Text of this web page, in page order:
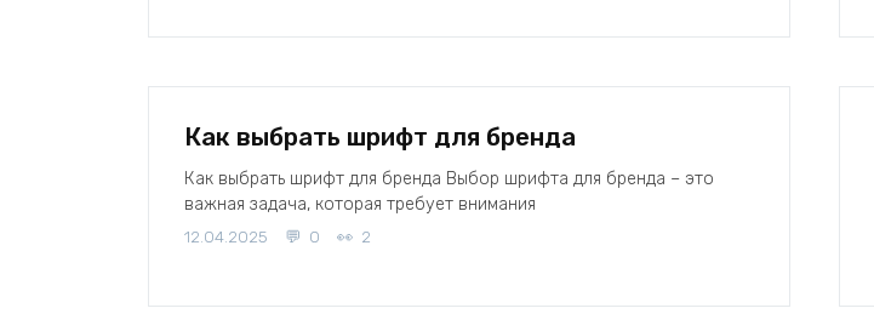
Как выбрать шрифт для бренда
Как выбрать шрифт для бренда Выбор шрифта для бренда – это
важная задача, которая требует внимания
12.04.2025 0 2